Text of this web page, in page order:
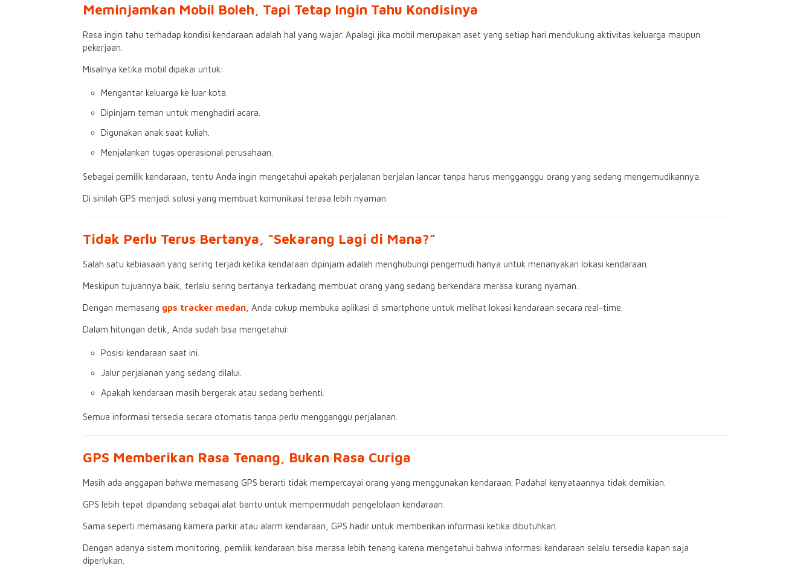
Meminjamkan Mobil Boleh, Tapi Tetap Ingin Tahu Kondisinya
Rasa ingin tahu terhadap kondisi kendaraan adalah hal yang wajar. Apalagi jika mobil merupakan aset yang setiap hari mendukung aktivitas keluarga maupun
pekerjaan.
Misalnya ketika mobil dipakai untuk:
Mengantar keluarga ke luar kota.
Dipinjam teman untuk menghadiri acara.
Digunakan anak saat kuliah.
Menjalankan tugas operasional perusahaan.
Sebagai pemilik kendaraan, tentu Anda ingin mengetahui apakah perjalanan berjalan lancar tanpa harus mengganggu orang yang sedang mengemudikannya.
Di sinilah GPS menjadi solusi yang membuat komunikasi terasa lebih nyaman.
Tidak Perlu Terus Bertanya, “Sekarang Lagi di Mana?”
Salah satu kebiasaan yang sering terjadi ketika kendaraan dipinjam adalah menghubungi pengemudi hanya untuk menanyakan lokasi kendaraan.
Meskipun tujuannya baik, terlalu sering bertanya terkadang membuat orang yang sedang berkendara merasa kurang nyaman.
Dengan memasang gps tracker medan , Anda cukup membuka aplikasi di smartphone untuk melihat lokasi kendaraan secara real-time.
Dalam hitungan detik, Anda sudah bisa mengetahui:
Posisi kendaraan saat ini.
Jalur perjalanan yang sedang dilalui.
Apakah kendaraan masih bergerak atau sedang berhenti.
Semua informasi tersedia secara otomatis tanpa perlu mengganggu perjalanan.
GPS Memberikan Rasa Tenang, Bukan Rasa Curiga
Masih ada anggapan bahwa memasang GPS berarti tidak mempercayai orang yang menggunakan kendaraan. Padahal kenyataannya tidak demikian.
GPS lebih tepat dipandang sebagai alat bantu untuk mempermudah pengelolaan kendaraan.
Sama seperti memasang kamera parkir atau alarm kendaraan, GPS hadir untuk memberikan informasi ketika dibutuhkan.
Dengan adanya sistem monitoring, pemilik kendaraan bisa merasa lebih tenang karena mengetahui bahwa informasi kendaraan selalu tersedia kapan saja
diperlukan.